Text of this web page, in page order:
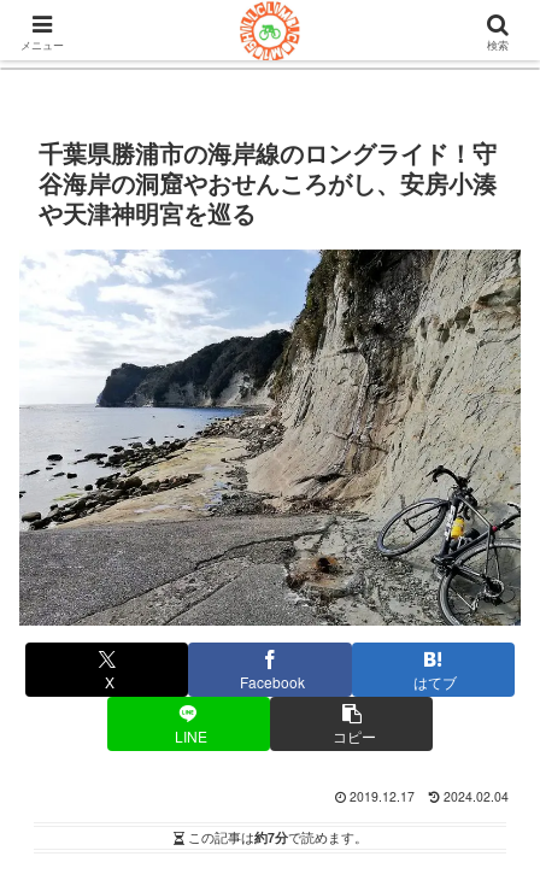
105ヒルクライム.comはロードバイク&グラベルのブログ。機材や
チューブレスタイヤのインプレや房総半島ライドの情報など。
千葉県勝浦市の海岸線のロングライド！守
谷海岸の洞窟やおせんころがし、安房小湊
や天津神明宮を巡る
X Facebook はてブ
LINE コピー
2019.12.17 2024.02.04
この記事は約7分で読めます。
メニュー 検索